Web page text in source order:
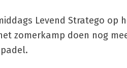
Levend Stratego op
zomerkamp doen nog